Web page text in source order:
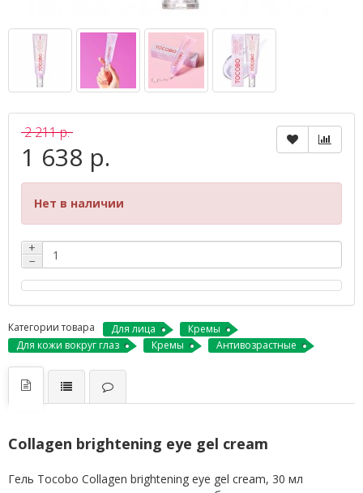
2 211 р.
1 638 р.
Нет в наличии
+
−
Категории товара Для лица
Кремы
Для кожи вокруг глаз
Кремы Антивозрастные
Сollagen brightening eye gel cream
Гель Tocobo Сollagen brightening eye gel cream, 30 мл